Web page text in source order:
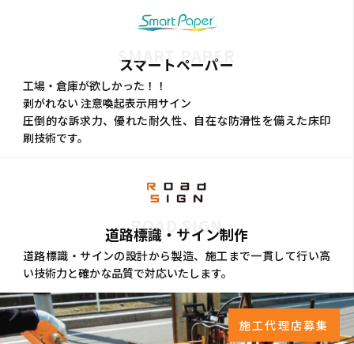
SMART PAPER
スマートペーパー
工場・倉庫が欲しかった！！
剥がれない 注意喚起表示用サイン
圧倒的な訴求力、優れた耐久性、自在な防滑性を備えた床印
刷技術です。
ROAD SIGN
道路標識・サイン制作
道路標識・サインの設計から製造、施工まで一貫して行い高
い技術力と確かな品質で対応いたします。
施工代理店募集